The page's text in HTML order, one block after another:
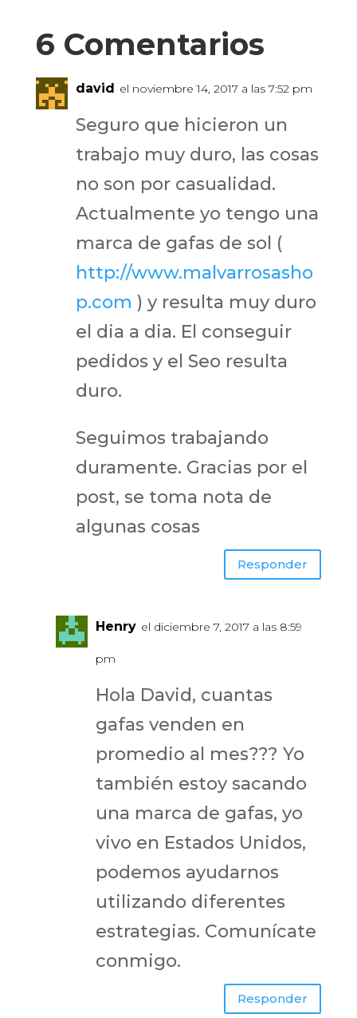
6 Comentarios
david el noviembre 14, 2017 a las 7:52 pm
Seguro que hicieron un
trabajo muy duro, las cosas
no son por casualidad.
Actualmente yo tengo una
marca de gafas de sol (
http://www.malvarrosasho
p.com ) y resulta muy duro
el dia a dia. El conseguir
pedidos y el Seo resulta
duro.
Seguimos trabajando
duramente. Gracias por el
post, se toma nota de
algunas cosas
Responder
Henry el diciembre 7, 2017 a las 8:59
pm
Hola David, cuantas
gafas venden en
promedio al mes??? Yo
también estoy sacando
una marca de gafas, yo
vivo en Estados Unidos,
podemos ayudarnos
utilizando diferentes
estrategias. Comunícate
conmigo.
Responder